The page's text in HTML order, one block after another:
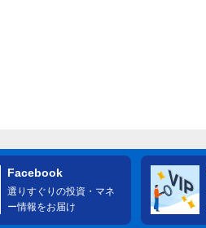
Facebook
選りすぐりの投資・マネ
ー情報をお届け